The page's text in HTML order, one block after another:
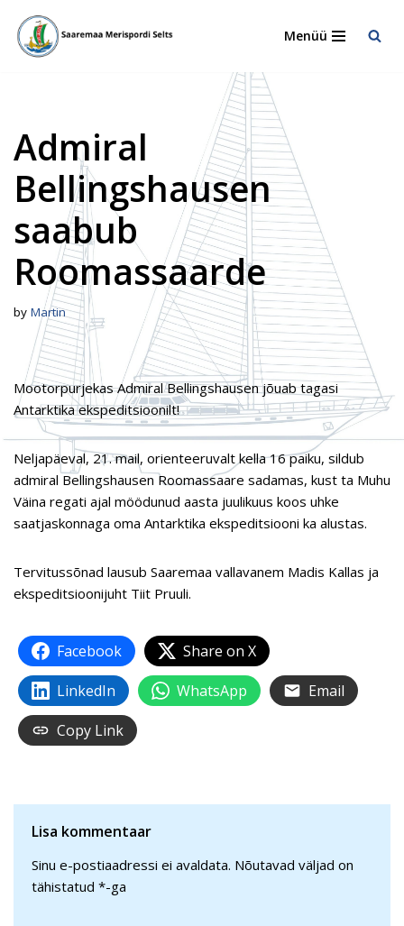
Skip
Menüü
Admiral
Bellingshausen
saabub
Roomassaarde
by Martin
Mootorpurjekas Admiral Bellingshausen jõuab tagasi
Antarktika ekspeditsioonilt!
Neljapäeval, 21. mail, orienteeruvalt kella 16 paiku, sildub
admiral Bellingshausen Roomassaare sadamas, kust ta Muhu
Väina regati ajal möödunud aasta juulikuus koos uhke
saatjaskonnaga oma Antarktika ekspeditsiooni ka alustas.
Tervitussõnad lausub Saaremaa vallavanem Madis Kallas ja
ekspeditsioonijuht Tiit Pruuli.
Facebook
Share on X
LinkedIn
WhatsApp
Email
Copy Link
Lisa kommentaar
Sinu e-postiaadressi ei avaldata. Nõutavad väljad on
tähistatud *-ga